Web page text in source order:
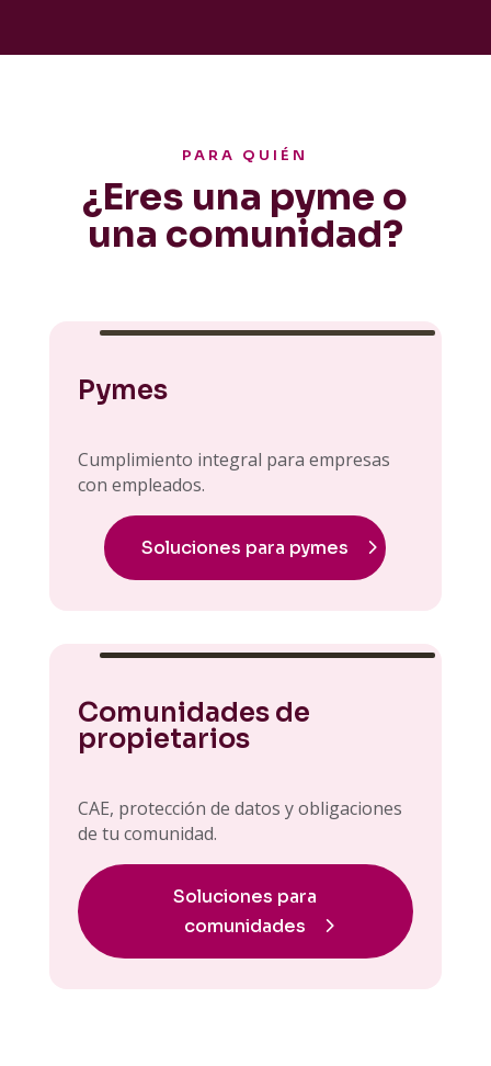
PARA QUIÉN
¿Eres una pyme o
una comunidad?
Pymes
Cumplimiento integral para empresas
con empleados.
Soluciones para pymes
Comunidades de
propietarios
CAE, protección de datos y obligaciones
de tu comunidad.
Soluciones para
comunidades